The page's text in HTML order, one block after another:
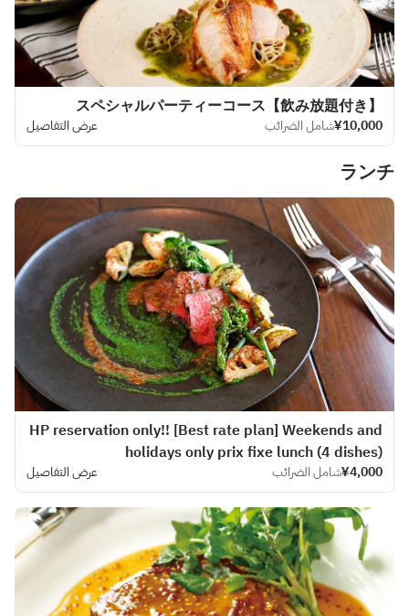
【飲み放題付き】スペシャルパーティーコース
¥10,000شامل الضرائب عرض التفاصيل
ランチ
HP reservation only!! [Best rate plan] Weekends and
holidays only prix fixe lunch (4 dishes)
¥4,000شامل الضرائب عرض التفاصيل